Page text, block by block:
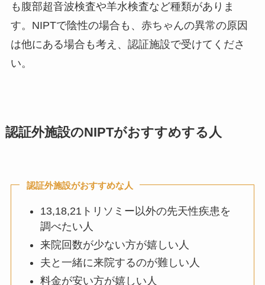
も腹部超音波検査や羊水検査など種類がありま
す。NIPTで陰性の場合も、赤ちゃんの異常の原因
は他にある場合も考え、認証施設で受けてくださ
い。
認証外施設のNIPTがおすすめする人
認証外施設がおすすめな人
13,18,21トリソミー以外の先天性疾患を
調べたい人
来院回数が少ない方が嬉しい人
夫と一緒に来院するのが難しい人
料金が安い方が嬉しい人